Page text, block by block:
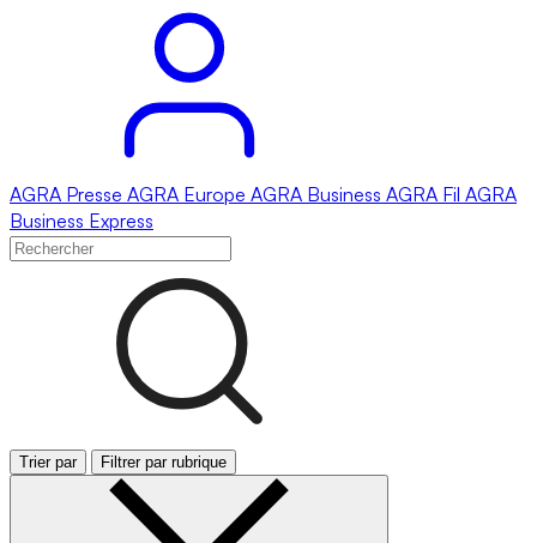
AGRA Presse AGRA Europe AGRA Business AGRA Fil AGRA
Business Express
Trier par Filtrer par rubrique